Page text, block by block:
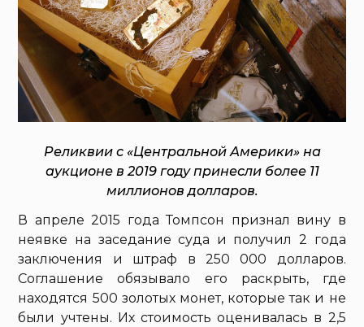
Реликвии с «Центральной Америки» на
аукционе в 2019 году принесли более 11
миллионов долларов.
В апреле 2015 года Томпсон признал вину в
неявке на заседание суда и получил 2 года
заключения и штраф в 250 000 долларов.
Соглашение обязывало его раскрыть, где
находятся 500 золотых монет, которые так и не
были учтены. Их стоимость оценивалась в 2,5